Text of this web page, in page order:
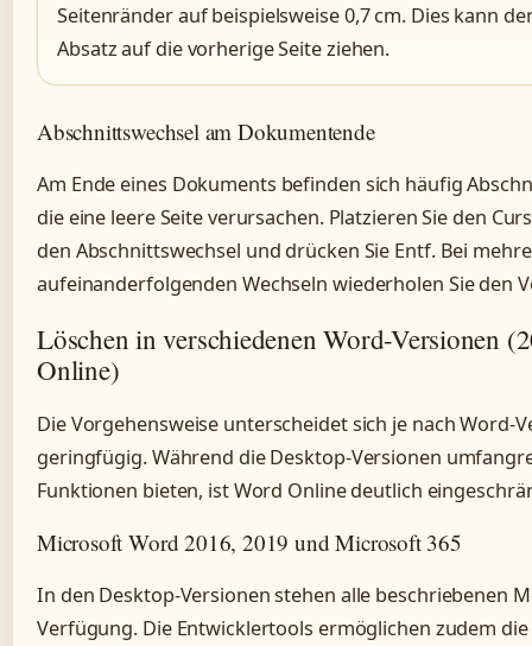
Seitenränder auf beispielsweise 0,7 cm. Dies kann
Absatz auf die vorherige Seite ziehen.
Abschnittswechsel am Dokumentende
Am Ende eines Dokuments befinden sich häufig
die eine leere Seite verursachen. Platzieren Sie den
den Abschnittswechsel und drücken Sie Entf. Bei
aufeinanderfolgenden Wechseln wiederholen Sie den
Löschen in verschiedenen Word-Versionen
Online)
Die Vorgehensweise unterscheidet sich je nach Word-
geringfügig. Während die Desktop-Versionen
Funktionen bieten, ist Word Online deutlich
Microsoft Word 2016, 2019 und Microsoft 365
In den Desktop-Versionen stehen alle beschriebenen
Verfügung. Die Entwicklertools ermöglichen zudem